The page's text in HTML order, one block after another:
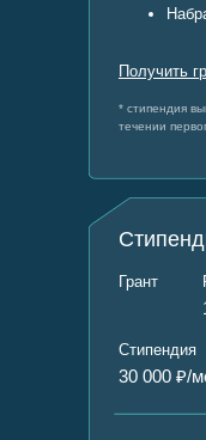
Стипендия
30 000 ₽/
Грант
* стипендия
течении
Получить